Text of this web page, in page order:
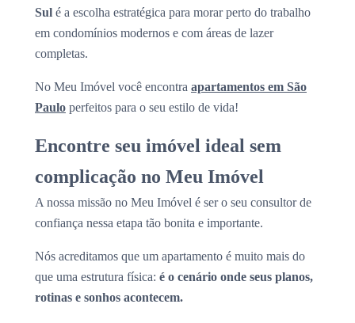
Sul é a escolha estratégica para morar perto do trabalho
em condomínios modernos e com áreas de lazer
completas.
No Meu Imóvel você encontra apartamentos em São
Paulo perfeitos para o seu estilo de vida!
Encontre seu imóvel ideal sem
complicação no Meu Imóvel
A nossa missão no Meu Imóvel é ser o seu consultor de
confiança nessa etapa tão bonita e importante.
Nós acreditamos que um apartamento é muito mais do
que uma estrutura física: é o cenário onde seus planos,
rotinas e sonhos acontecem.